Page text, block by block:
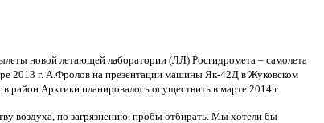
новой летающей лаборатории (ЛЛ) Росгидромета – самолета
2013 г. А.Фролов на презентации машины Як-42Д в Жуковском
Арктики планировалось осуществить в марте 2014 г.
воздуха, по загрязнению, пробы отбирать. Мы хотели бы